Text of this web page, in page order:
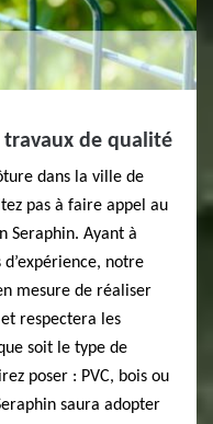
de qualité
dans la ville de
pas à faire appel au
Seraphin. Ayant à
notre
mesure de réaliser
respectera les
soit le type de
poser : PVC, bois ou
saura adopter